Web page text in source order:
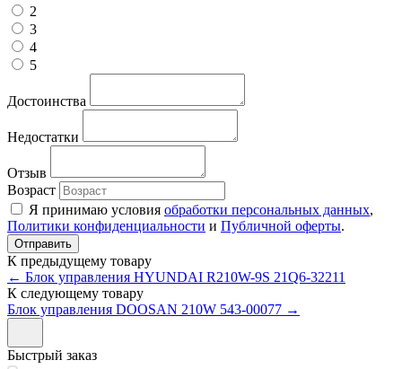
2
3
4
5
Достоинства
Недостатки
Отзыв
Возраст
Я принимаю условия обработки персональных данных,
Политики конфиденциальности и Публичной оферты.
К предыдущему товару
← Блок управления HYUNDAI R210W-9S 21Q6-32211
К следующему товару
Блок управления DOOSAN 210W 543-00077 →
Быстрый заказ